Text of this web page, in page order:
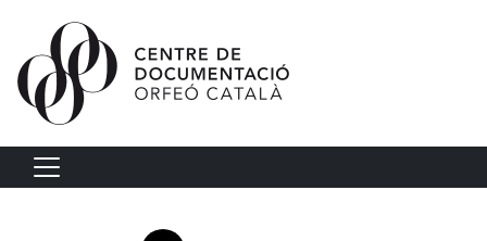
Vés al contingut
Navegació principal